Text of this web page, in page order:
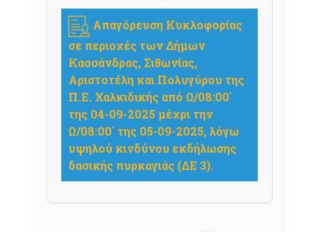
Απαγόρευση Κυκλοφορίας
σε περιοχές των Δήμων
Κασσάνδρας, Σιθωνίας,
Αριστοτέλη και Πολυγύρου της
Π.Ε. Χαλκιδικής από Ω/08:00΄
της 04-09-2025 μέχρι την
Ω/08:00΄ της 05-09-2025, λόγω
υψηλού κινδύνου εκδήλωσης
δασικής πυρκαγιάς (ΔΕ 3).